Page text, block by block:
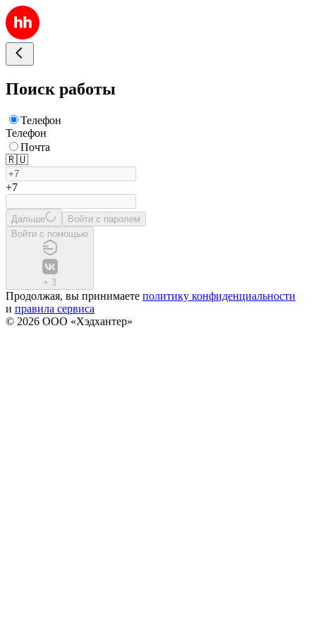
Поиск работы
Телефон
Телефон
Почта
🇷🇺
+7
Дальше
Войти с паролем
Войти с помощью
+ 3
Продолжая, вы принимаете политику конфиденциальности
и правила сервиса
© 2026 ООО «Хэдхантер»